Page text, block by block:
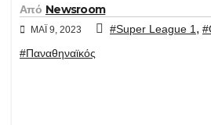
Από Newsroom
ΜΆΙ 9, 2023 #Super League 1,
#Παναθηναϊκός